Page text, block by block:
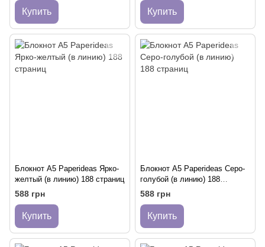
Купить Купить
Блокнот A5 Paperideas Ярко-
желтый (в линию) 188 страниц
588 грн
Купить
Блокнот A5 Paperideas Серо-
голубой (в линию) 188
страниц
588 грн
Купить